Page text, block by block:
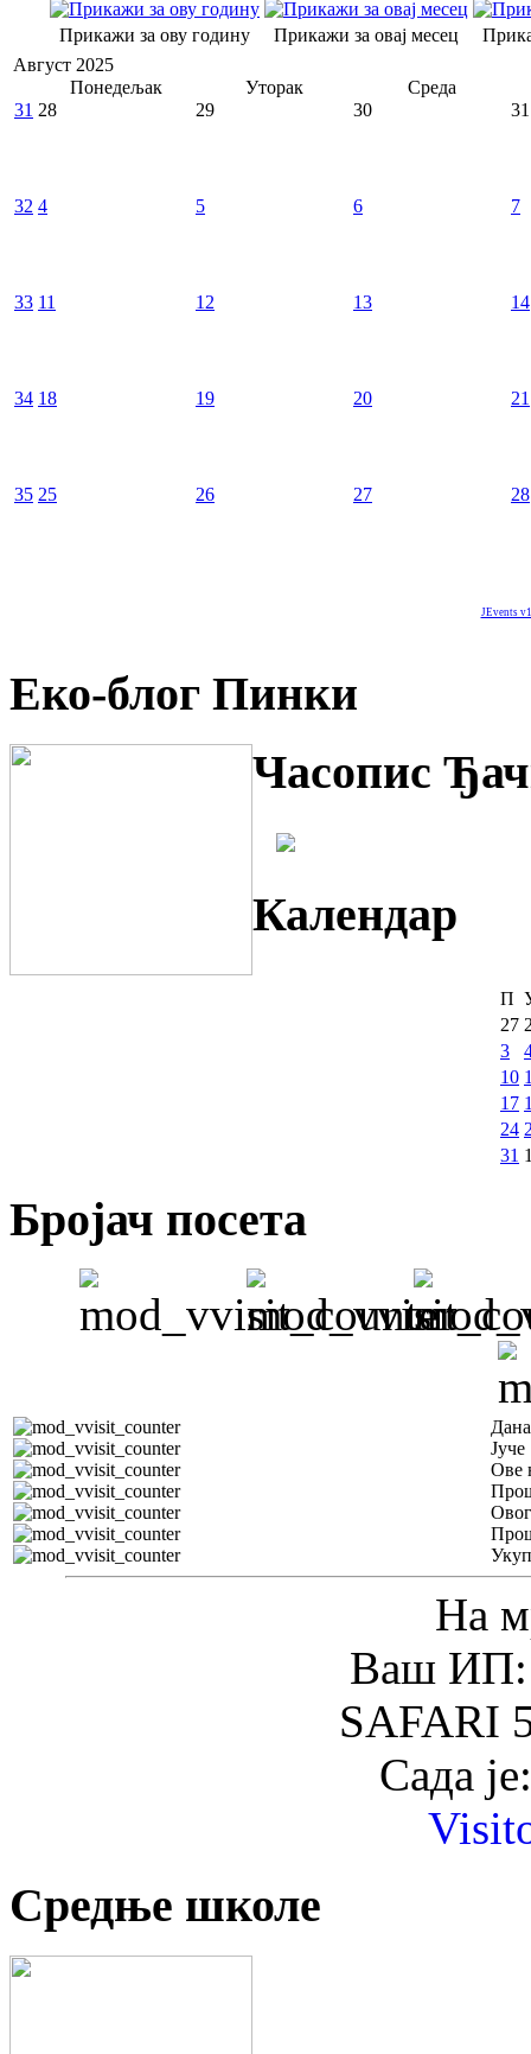
Прикажи за ову годину Прикажи за овај месец
Август 2025
Понедељак
Уторак
Среда
31 28 29 30 31
32 4 5 6 7
33 11 12 13 14
34 18 19 20 21
35 25 26 27 28
JEvents
Еко-блог Пинки
Часопис
Календар
П
27
3
10
17
24
31
Бројач посета
Јуче
Ове
На
Ваш ИП:
SAFARI
Сада
Средње школе